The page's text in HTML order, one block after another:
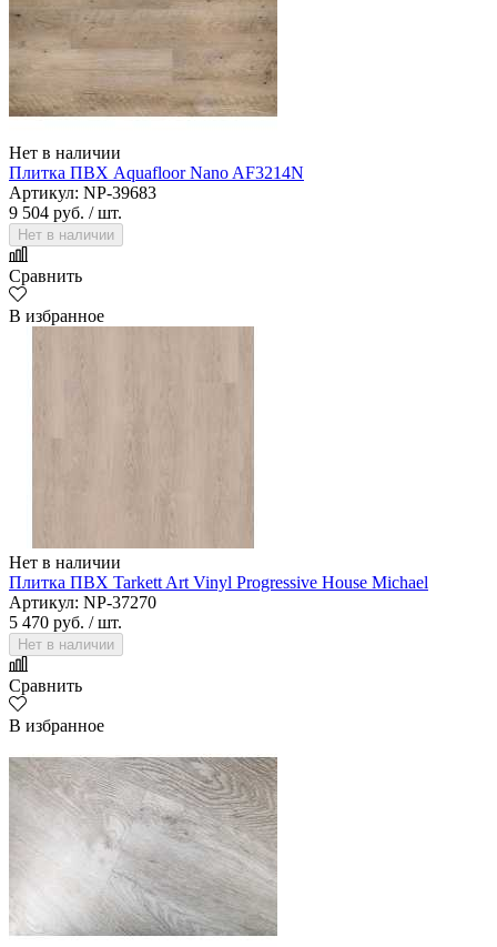
Нет в наличии
Плитка ПВХ Aquafloor Nano AF3214N
Артикул: NP-39683
9 504 руб. / шт.
Нет в наличии
Сравнить
В избранное
Нет в наличии
Плитка ПВХ Tarkett Art Vinyl Progressive House Michael
Артикул: NP-37270
5 470 руб. / шт.
Нет в наличии
Сравнить
В избранное